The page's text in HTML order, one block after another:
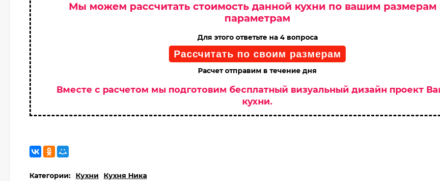
Мы можем рассчитать стоимость данной кухни по вашим размерам
параметрам
Для этого ответьте на 4 вопроса
Рассчитать по своим размерам
Расчет отправим в течение дня
Вместе с расчетом мы подготовим бесплатный визуальный дизайн проект
кухни.
Категории: Кухни Кухня Ника